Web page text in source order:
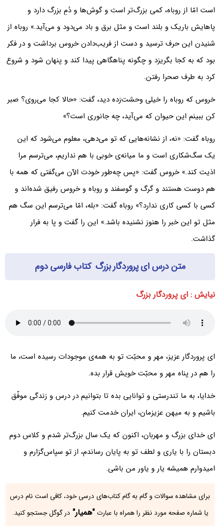
است امّا از روباه، کمی بزرگ‌تر است و گوش‌ها و دُمِ بزرگ دارد و
پاهایش باریک و بلند است و مثل برق و باد می‌دود و می‌آید.» روباه از
شنیدن این حرف ترسید و دست از فریب‌دادن خروس برداشت و در فکر
بود که به کجا بگریزد و چگونه پناهگاهی پیدا کند و پنهان شود و شروع
کرد به طرف صحرا رفتن.
خروس که روباه را خیلی وحشت‌زده دید، گفت: «حالا کجا می‌روی؟ صبر
کن ببینم این حیوان که می‌آید، چه جانوری است؟»
روباه گفت: «نه، از نشانه‌هایی که تو می‌دهی، معلوم می‌شود که این
یک سگ‌شکاری است و ما میانه‌ی خوبی با هم نداریم، می‌ترسم مرا
اذیت کند.» خروس گفت: «پس چه‌طور خودت الآن می‌گفتی که همه با
هم دوست هستند و گرگ و گوسفند و روباه و خروس رفیق شده‌اند و
کسی با کسی کاری ندارد؟» روباه گفت: «بله، امّا می‌ترسم این سگ هم
مثل تو این خبر را هنوز نشنیده باشد.» این را گفت و پا به فرار
گذاشت.
متن درس ای پروردگار بزرگ کتاب فارسی دوم
نیایش : ای پروردگار بزرگ
ای‌ پروردگار عزیز، مهر و محبّت تو به همه‌ی موجودات رسیده است، ما
را هم در پناه مهر و محبّت خویش قرار بده.
خدایا، به ما تندرستی و توانایی بده تا بتوانیم در درس و زندگی موفّق
باشیم و به میهن عزیزمان، ایران خدمت کنیم.
ای خدای بزرگ و مهربان، اکنون که یک سال بزرگ‌تر شدم و کلاس دوم
دبستان را با یاری و لطف تو به پایان رساندم، از تو سپاس‌گزارم و
امیدوارم همیشه یار و یاور من باشی.
برای مشاهده سوالات و گام به گام کتاب‌های درسی خود، کافی است نام درس
یا شماره صفحه مورد نظر را همراه با عبارت"همیار" در گوگل جستجو کنید.